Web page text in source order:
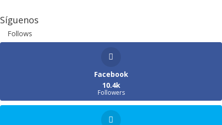
Síguenos
Follows
Facebook
10.4k
Followers